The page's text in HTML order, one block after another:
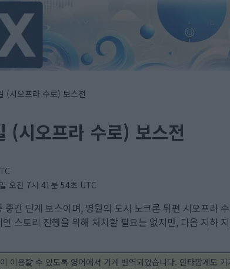
(시오프라 수로) 보스전
(시오프라 수로) 보스전
오전 7시 41분 54초 UTC
간 단계 보스이며, 영원의 도시 노크론 뒤편 시오프라
스토리 진행을 위해 처치할 필요는 없지만, 다음 지하
이용할 수 있도록 영어에서 기계 번역되었습니다. 안타깝게도